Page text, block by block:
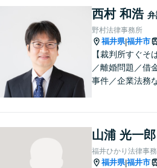
西村 和浩
野村法律事務所
福井県|福井市
【裁判所すぐそ
／離婚問題／借
事件／企業法務
お気軽にご相談
【法テラス利用
室】【夜間・休
山浦 光一郎
福井ひかり法律事
福井県|福井市